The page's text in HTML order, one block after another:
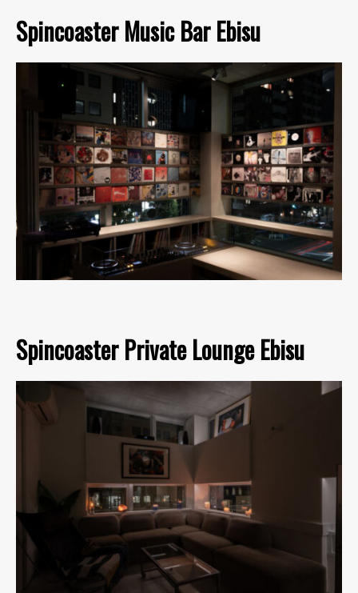
Spincoaster Music Bar Ebisu
Spincoaster Private Lounge Ebisu